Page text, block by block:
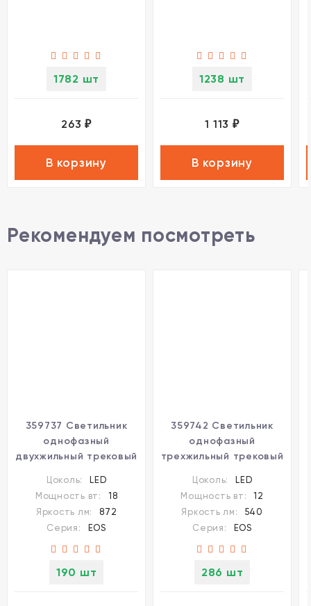
1782 шт
263 ₽
В корзину
1238 шт
1 113 ₽
В корзину
Рекомендуем посмотреть
359737 Светильник
однофазный
двухжильный трековый
температуры
Novotech IP20 LED 18W
220V
2700К/3200К/4000К
EOS
Цоколь:
LED
Мощность вт:
18
Яркость лм:
872
Серия:
EOS
190 шт
359742 Светильник
однофазный
трехжильный трековый
температуры
Novotech IP20 LED 12W
2700К/3200К/4000К
220V EOS
Цоколь:
LED
Мощность вт:
12
Яркость лм:
540
Серия:
EOS
286 шт